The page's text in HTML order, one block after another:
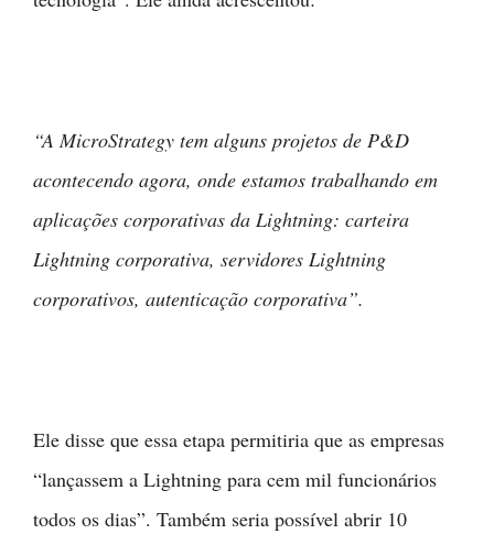
“A MicroStrategy tem alguns projetos de P&D
acontecendo agora, onde estamos trabalhando em
aplicações corporativas da Lightning: carteira
Lightning corporativa, servidores Lightning
corporativos, autenticação corporativa”.
Ele disse que essa etapa permitiria que as empresas
“lançassem a Lightning para cem mil funcionários
todos os dias”. Também seria possível abrir 10